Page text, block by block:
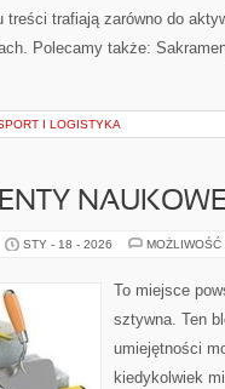
treści trafiają zarówno do
Polecamy także:
I LOGISTYKA
STY - 18 - 2026 MOŻLIWOŚĆ
To miejsce
sztywna. Ten
umiejętności
kiedykolwiek